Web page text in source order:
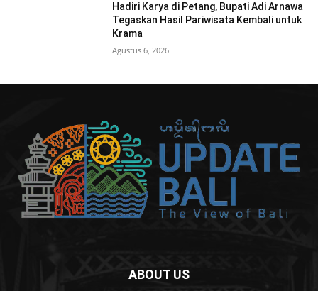
Hadiri Karya di Petang, Bupati Adi Arnawa
Tegaskan Hasil Pariwisata Kembali untuk
Krama
Agustus 6, 2026
ABOUT US